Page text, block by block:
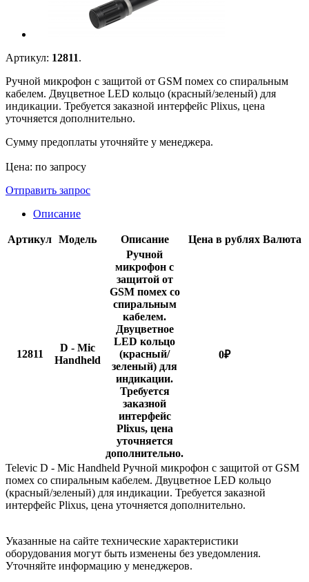
Артикул: 12811.
Ручной микрофон с защитой от GSM помех со спиральным
кабелем. Двуцветное LED кольцо (красный/зеленый) для
индикации. Требуется заказной интерфейс Plixus, цена
уточняется дополнительно.
Сумму предоплаты уточняйте у менеджера.
Цена: по запросу
Отправить запрос
Описание
Артикул Модель Описание Цена в рублях Валюта
12811
D - Mic
Handheld
Ручной
микрофон с
защитой от
GSM помех со
спиральным
кабелем.
Двуцветное
LED кольцо
(красный/
зеленый) для
индикации.
Требуется
заказной
интерфейс
Plixus, цена
уточняется
дополнительно.
0₽
Televic D - Mic Handheld Ручной микрофон с защитой от GSM
помех со спиральным кабелем. Двуцветное LED кольцо
(красный/зеленый) для индикации. Требуется заказной
интерфейс Plixus, цена уточняется дополнительно.
Указанные на сайте технические характеристики
оборудования могут быть изменены без уведомления.
Уточняйте информацию у менеджеров.